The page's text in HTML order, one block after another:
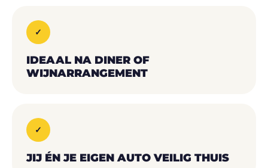
✓
IDEAAL NA DINER OF
WIJNARRANGEMENT
✓
JIJ ÉN JE EIGEN AUTO VEILIG THUIS